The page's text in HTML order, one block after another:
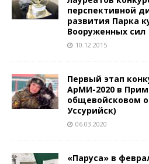
перспективной
развития Парка
Вооруженных сил
10.12.2015
Первый этап
АрМИ-2020 в
общевойсковом
Уссурийск)
06.03.2020
«Паруса» в